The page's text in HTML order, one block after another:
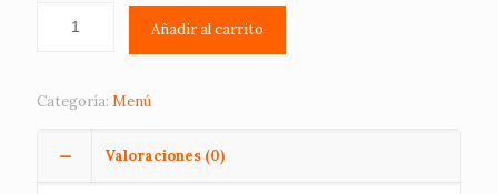
Añadir al carrito
Categoría: Menú
Valoraciones (0)